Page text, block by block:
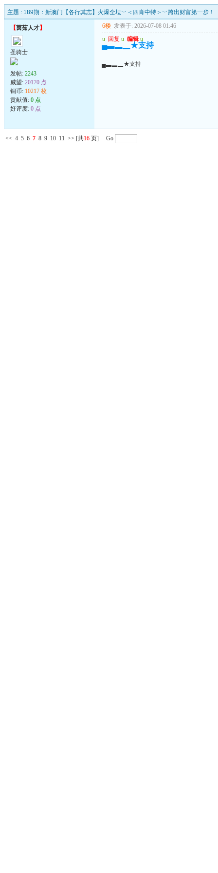
主题 : 189期：新澳门【各行其志】火爆全坛︶＜四肖中特＞︶跨出财富第一步！
【茵茹人才】
圣骑士
发帖: 2243
威望: 20170 点
铜币: 10217 枚
贡献值: 0 点
好评度: 0 点
6楼 发表于: 2026-07-08 01:46
u 回复 u 编辑 u
▄▃▂▁★支持
▄▃▂▁★支持
<< 4 5 6 7 8 9 10 11 >> [共16 页] Go